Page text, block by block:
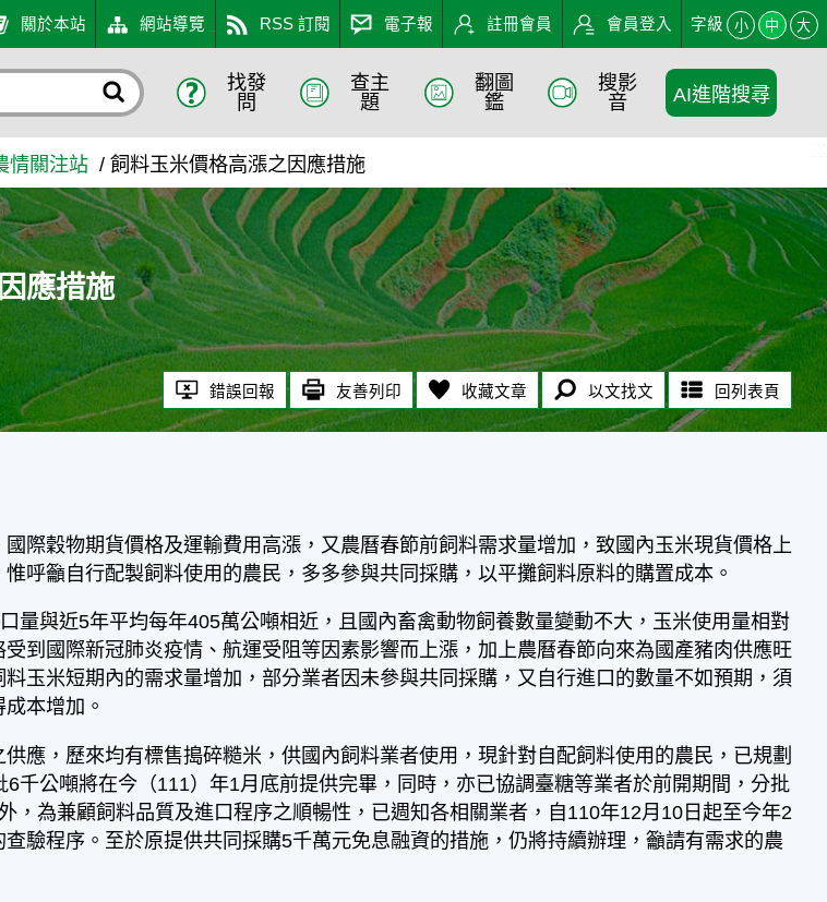
識入口網
關於本站 網站導覽 RSS 訂閱 電子報 註冊會員 會員登入 字級 小 中 大
找發
問
查主
題
翻圖
鑑
搜影
音
AI進階搜尋
情關注站 飼料玉米價格高漲之因應措施
應措施
錯誤回報 友善列印 收藏文章 以文找文 回列表頁
際穀物期貨價格及運輸費用高漲，又農曆春節前飼料需求量增加，致國內玉米現貨價格上
呼籲自行配製飼料使用的農民，多多參與共同採購，以平攤飼料原料的購置成本。
量與近5年平均每年405萬公噸相近，且國內畜禽動物飼養數量變動不大，玉米使用量相對
到國際新冠肺炎疫情、航運受阻等因素影響而上漲，加上農曆春節向來為國產豬肉供應旺
玉米短期內的需求量增加，部分業者因未參與共同採購，又自行進口的數量不如預期，須
本增加。
應，歷來均有標售搗碎糙米，供國內飼料業者使用，現針對自配飼料使用的農民，已規劃
千公噸將在今（111）年1月底前提供完畢，同時，亦已協調臺糖等業者於前開期間，分批
，為兼顧飼料品質及進口程序之順暢性，已週知各相關業者，自110年12月10日起至今年2
驗程序。至於原提供共同採購5千萬元免息融資的措施，仍將持續辦理，籲請有需求的農